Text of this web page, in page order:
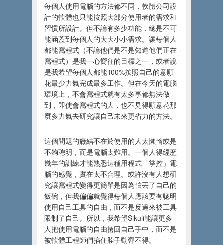
每個人使用電腦的方法都不同，軟體公司設
計的軟體也只能按照大部分使用者的需求和
習慣所設計。但不論有多少功能，總是不可
能涵蓋到每個人的大大小小需求。讓每個人
都能寫程式（不論他們是不是知道他們正在
寫程式）是我一心嚮往的目標之一，或者說
是我希望每個人都能100%按照自己的意願
花最少力氣完成最多工作。但在今天的電腦
環境上，不會寫程式就有太多事都無法做
到，即使會寫程式的人，也不見得願意花那
麼多力氣去研究讓自己未來更省力的方法。
這個問題的癥結不在於使用的人太懶惰或是
不夠聰明，而是電腦太難用。一個人得經歷
幾年的訓練才能熟悉這種用程式「掌控」電
腦的感覺，實在太不合理。或許沒有人想研
究讓寫程式變得更簡單是因為怕丟了自己的
飯碗，但我偏偏就覺得每個人應該要有聰明
使用自己工具的自由，而不是反過來被工具
限制了自己。所以，我希望Sikuli能讓更多
人把使用電腦的自由搶回自己手中，而不是
被軟體工程師們掐住脖子動彈不得。